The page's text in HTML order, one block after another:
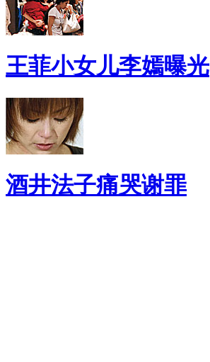
王菲小女儿李嫣曝光
酒井法子痛哭谢罪